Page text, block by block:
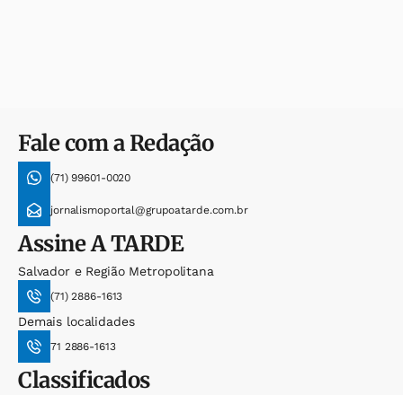
Fale com a Redação
(71) 99601-0020
jornalismoportal@grupoatarde.com.br
AssineA TARDE
Salvador e Região Metropolitana
(71) 2886-1613
Demais localidades
71 2886-1613
Classificados